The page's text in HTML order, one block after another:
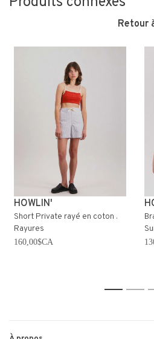
Retour
HOWLIN'
Short Private rayé en coton .
Rayures
160,00$CA
1 2